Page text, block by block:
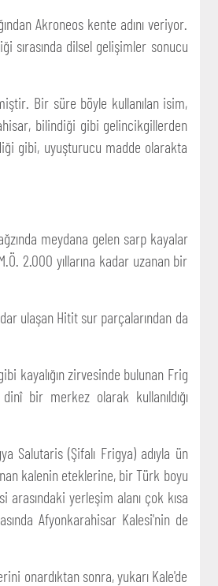
Akroneos kente adını veriyor.
sırasında dilsel gelişimler sonucu
Bir süre böyle kullanılan isim,
bilindiği gibi gelincikgillerden
gibi, uyuşturucu madde olarakta
meydana gelen sarp kayalar
2.000 yıllarına kadar uzanan bir
ulaşan Hitit sur parçalarından da
kayalığın zirvesinde bulunan Frig
bir merkez olarak kullanıldığı
Salutaris (Şifalı Frigya) adıyla ün
kalenin eteklerine, bir Türk boyu
arasındaki yerleşim alanı çok kısa
Afyonkarahisar Kalesi'nin de
onardıktan sonra, yukarı Kale'de